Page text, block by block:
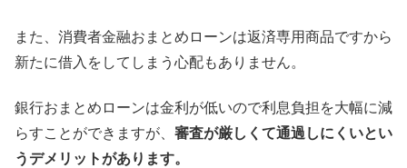
また、消費者金融おまとめローンは返済専用商品ですから
新たに借入をしてしまう心配もありません。
銀行おまとめローンは金利が低いので利息負担を大幅に減
らすことができますが、 審査が厳しくて通過しにくいとい
うデメリットがあります。